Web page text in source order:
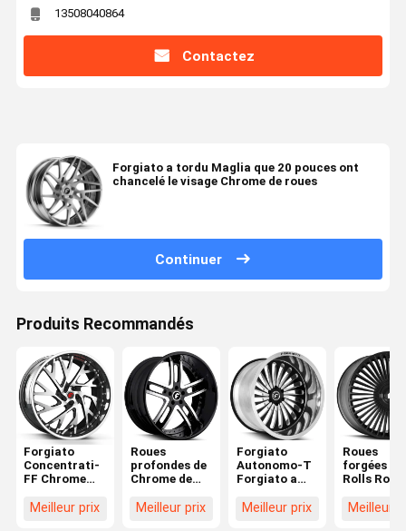
13508040864
Contactez
Forgiato a tordu Maglia que 20 pouces ont
chancelé le visage Chrome de roues
Continuer
Produits Recommandés
Forgiato
Concentrati-
FF Chrome
des roues
Meilleur prix
Roues
profondes de
Chrome de
Forgiato
Meilleur prix
Forgiato
Autonomo-T
Forgiato a
roues
Meilleur prix
Roues
forgées
Rolls
Mercedes
Meilleur